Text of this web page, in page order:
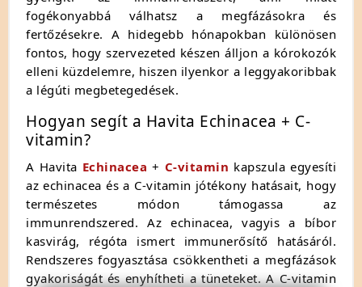
fogékonyabbá válhatsz a megfázásokra és
fertőzésekre. A hidegebb hónapokban különösen
fontos, hogy szervezeted készen álljon a kórokozók
elleni küzdelemre, hiszen ilyenkor a leggyakoribbak
a légúti megbetegedések.
Hogyan segít a Havita Echinacea + C-
vitamin?
A Havita Echinacea + C-vitamin kapszula egyesíti
az echinacea és a C-vitamin jótékony hatásait, hogy
természetes módon támogassa az
immunrendszered. Az echinacea, vagyis a bíbor
kasvirág, régóta ismert immunerősítő hatásáról.
Rendszeres fogyasztása csökkentheti a megfázások
gyakoriságát és enyhítheti a tüneteket. A C-vitamin